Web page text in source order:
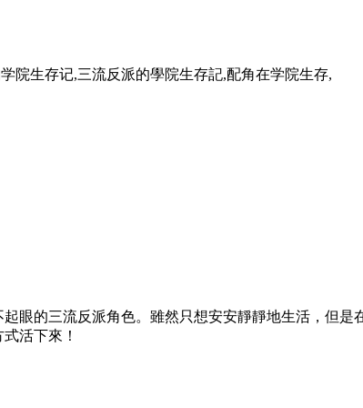
院生存记,三流反派的學院生存記,配角在学院生存,
眼的三流反派角色。雖然只想安安靜靜地生活，但
活下來！